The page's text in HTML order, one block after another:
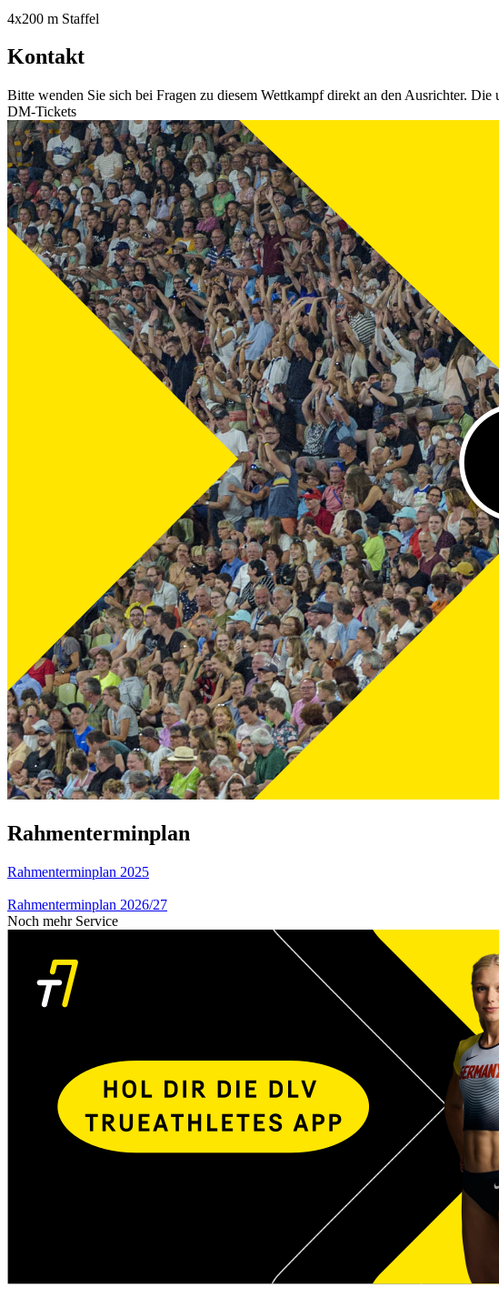
4x200 m Staffel
Kontakt
Bitte wenden Sie sich bei Fragen zu diesem Wettkampf direkt an den Ausrichter.
DM-Tickets
Rahmenterminplan
Rahmenterminplan 2025
Rahmenterminplan 2026/27
Noch mehr Service